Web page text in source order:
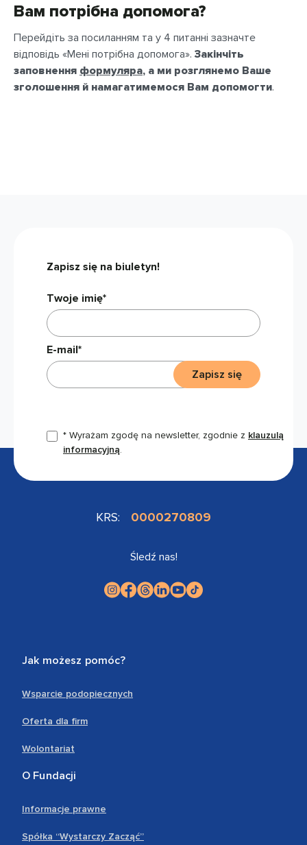
Вам потрібна допомога?
Перейдіть за посиланням та у 4 питанні зазначте
відповідь «Мені потрібна допомога». Закінчіть
заповнення формуляра, а ми розглянемо Ваше
зголошення й намагатимемося Вам допомогти.
Zapisz się na biuletyn!
Twoje imię*
E-mail*
* Wyrażam zgodę na newsletter, zgodnie z klauzulą
informacyjną.
Zapisz się
KRS: 0000270809
Śledź nas!
Jak możesz pomóc?
Wsparcie podopiecznych
Oferta dla firm
Wolontariat
O Fundacji
Informacje prawne
Spółka “Wystarczy Zacząć”